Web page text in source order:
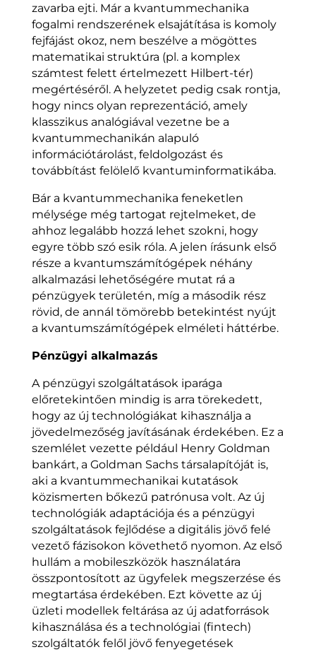
zavarba ejti. Már a kvantummechanika
fogalmi rendszerének elsajátítása is komoly
fejfájást okoz, nem beszélve a mögöttes
matematikai struktúra (pl. a komplex
számtest felett értelmezett Hilbert-tér)
megértéséről. A helyzetet pedig csak rontja,
hogy nincs olyan reprezentáció, amely
klasszikus analógiával vezetne be a
kvantummechanikán alapuló
információtárolást, feldolgozást és
továbbítást felölelő kvantuminformatikába.
Bár a kvantummechanika feneketlen
mélysége még tartogat rejtelmeket, de
ahhoz legalább hozzá lehet szokni, hogy
egyre több szó esik róla. A jelen írásunk első
része a kvantumszámítógépek néhány
alkalmazási lehetőségére mutat rá a
pénzügyek területén, míg a második rész
rövid, de annál tömörebb betekintést nyújt
a kvantumszámítógépek elméleti háttérbe.
Pénzügyi alkalmazás
A pénzügyi szolgáltatások iparága
előretekintően mindig is arra törekedett,
hogy az új technológiákat kihasználja a
jövedelmezőség javításának érdekében. Ez a
szemlélet vezette például Henry Goldman
bankárt, a Goldman Sachs társalapítóját is,
aki a kvantummechanikai kutatások
közismerten bőkezű patrónusa volt. Az új
technológiák adaptációja és a pénzügyi
szolgáltatások fejlődése a digitális jövő felé
vezető fázisokon követhető nyomon. Az első
hullám a mobileszközök használatára
összpontosított az ügyfelek megszerzése és
megtartása érdekében. Ezt követte az új
üzleti modellek feltárása az új adatforrások
kihasználása és a technológiai (fintech)
szolgáltatók felől jövő fenyegetések